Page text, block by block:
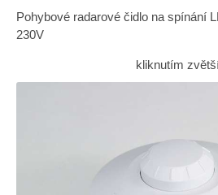
Pohybové radarové čidlo na spínání
230V
kliknutím